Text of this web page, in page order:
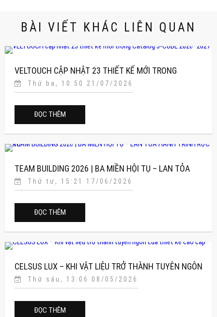
BÀI VIẾT KHÁC LIÊN QUAN
VELTOUCH CẬP NHẬT 23 THIẾT KẾ MỚI TRONG
CATALOG J-CUBE 2026–2027
Thứ ba, 10:50 21/07/2026
ĐỌC THÊM
TEAM BUILDING 2026 | BA MIỀN HỘI TỤ – LAN TỎA
HÀNH TRÌNH RỰC RỠ
Thứ tư, 15:21 17/06/2026
ĐỌC THÊM
CELSUS LUX – KHI VẬT LIỆU TRỞ THÀNH TUYÊN NGÔN
CỦA THIẾT KẾ CAO CẤP
Thứ sáu, 13:06 08/05/2026
ĐỌC THÊM